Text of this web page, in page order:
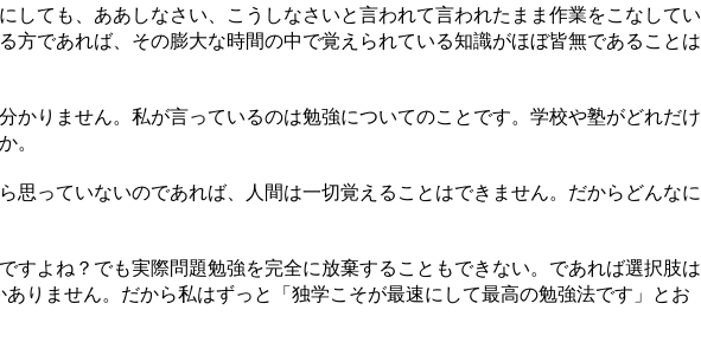
ても、ああしなさい、こうしなさいと言われて言われたまま作業をこなしてい
であれば、その膨大な時間の中で覚えられている知識がほぼ皆無であることは
りません。私が言っているのは勉強についてのことです。学校や塾がどれだけ
。
っていないのであれば、人間は一切覚えることはできません。だからどんなに
よね？でも実際問題勉強を完全に放棄することもできない。であれば選択肢は
りません。だから私はずっと「独学こそが最速にして最高の勉強法です」とお